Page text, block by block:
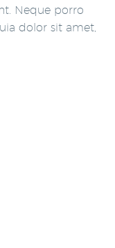
Neque porro
dolor sit amet,